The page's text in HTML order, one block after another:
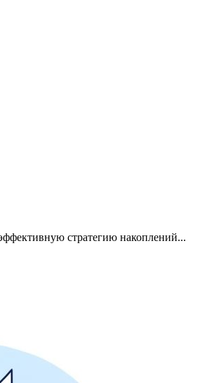
стратегию накоплений...